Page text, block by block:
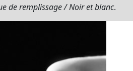
de remplissage / Noir et blanc.